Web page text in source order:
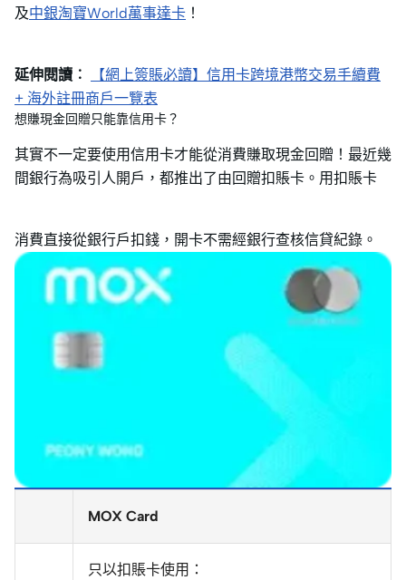
及中銀淘寶World萬事達卡 ！
延伸閱讀︰
【網上簽賬必讀】信用卡跨境港幣交易手續費
+ 海外註冊商戶一覽表
想賺現金回贈只能靠信用卡？
其實不一定要使用信用卡才能從消費賺取現金回贈！最近幾
間銀行為吸引人開戶，都推出了由回贈扣賬卡。用扣賬卡
消費直接從銀行戶扣錢，開卡不需經銀行查核信貸紀錄。
MOX Card
只以扣賬卡使用：